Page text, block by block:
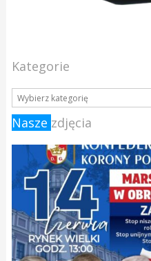
Kategorie
Nasze zdjęcia